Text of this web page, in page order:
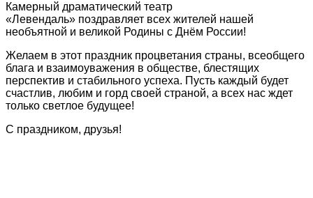
Камерный драматический театр
«Левендаль» поздравляет всех жителей нашей
необъятной и великой Родины с Днём России!
Желаем в этот праздник процветания страны, всеобщего
блага и взаимоуважения в обществе, блестящих
перспектив и стабильного успеха. Пусть каждый будет
счастлив, любим и горд своей страной, а всех нас ждет
только светлое будущее!
С праздником, друзья!